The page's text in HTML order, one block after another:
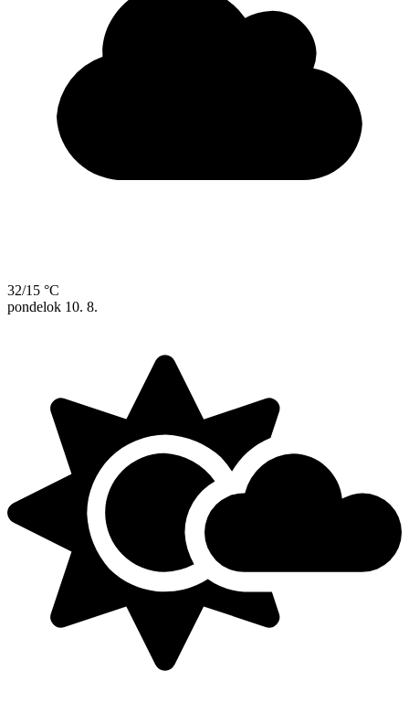
32/15 °C
pondelok 10. 8.